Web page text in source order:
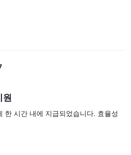
한 시간 내에 지급되었습니다. 효율성